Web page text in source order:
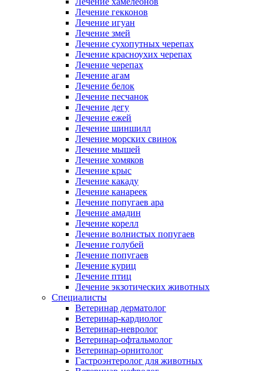
Лечение гекконов
Лечение игуан
Лечение змей
Лечение сухопутных черепах
Лечение красноухих черепах
Лечение черепах
Лечение агам
Лечение белок
Лечение песчанок
Лечение дегу
Лечение ежей
Лечение шиншилл
Лечение морских свинок
Лечение мышей
Лечение хомяков
Лечение крыс
Лечение какаду
Лечение канареек
Лечение попугаев ара
Лечение амадин
Лечение корелл
Лечение волнистых попугаев
Лечение голубей
Лечение попугаев
Лечение куриц
Лечение птиц
Лечение экзотических животных
Специалисты
Ветеринар дерматолог
Ветеринар-кардиолог
Ветеринар-невролог
Ветеринар-офтальмолог
Ветеринар-орнитолог
Гастроэнтеролог для животных